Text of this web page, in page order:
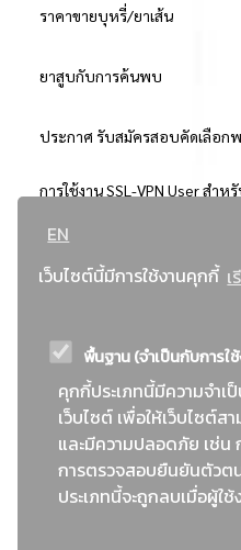
EN
เว็บไซต์นี้มีการใช้งานคุกกี้
พื้นฐาน (จำเป็นกับการใ
คุกกี้ประเภทนี้มีความจำเ
เว็บไซต์ เพื่อให้เว็บไซต์ส
และมีความปลอดภัย เช่น
การตรวจสอบยืนยันตัวต
ประเภทนี้จะถูกลบเมื่อผู้ใ
ราคาขายบุหรี่/ยาเส้น
ยาสูบกับการค้นพบ
ประกาศ รับสมัครสอบคัดเลือก
การใช้งาน SSL-VPN User สำ
..ยอดนิยม..
: วิธีเฉพาะเจาะจง
ข่าวสาร/ประกาศ
: เอกสารส่งเสริมความโปร่งใสในกา
ข่าวสารจัดซื้อจัดจ้าง
: แผนการจัดซื้อจัดจ้าง